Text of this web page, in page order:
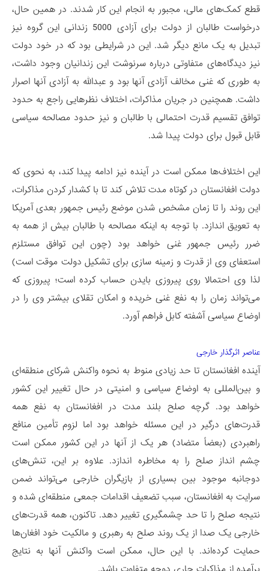
قطع کمک‌های مالی، مجبور به انجام این کار شدند. در همین حال،
درخواست طالبان از دولت برای آزادی 5000 زندانی این گروه نیز
تبدیل به یک مانع دیگر شد. این در شرایطی بود که در خود دولت
نیز دیدگاه‌های متفاوتی درباره سرنوشت این زندانیان وجود داشت،
به طوری که غنی مخالف آزادی آنها بود و عبدالله به آزادی آنها اصرار
داشت. همچنین در جریان مذاکرات، اختلاف نظرهایی راجع به حدود
توافق تقسیم قدرت احتمالی با طالبان و نیز حدود مصالحه سیاسی
قابل قبول برای دولت پیدا شد.
این اختلاف‌ها ممکن است در آینده نیز ادامه پیدا کند، به نحوی که
دولت افغانستان در کوتاه مدت تلاش کند تا با کشدار کردن مذاکرات،
این روند را تا زمان مشخص شدن موضع رئیس جمهور بعدی آمریکا
به تعویق اندازد. با توجه به اینکه مصالحه با طالبان بیش از همه به
ضرر رئیس جمهور غنی خواهد بود (چون این توافق مستلزم
استعفای وی از قدرت و زمینه سازی برای تشکیل دولت موقت است)
لذا وی احتمالا روی پیروزی بایدن حساب کرده است؛ پیروزی که
می‌تواند زمان را به نفع غنی خریده و امکان تقلای بیشتر وی را در
اوضاع سیاسی آشفته کابل فراهم آورد.
عناصر اثرگذار خارجی
آینده افغانستان تا حد زیادی منوط به نحوه واکنش شرکای منطقه‌ای
و بین‌المللی به اوضاع سیاسی و امنیتی در حال تغییر این کشور
خواهد بود. گرچه صلح بلند مدت در افغانستان به نفع همه
قدرت‌های درگیر در این مسئله خواهد بود اما لزوم تأمین منافع
راهبردی (بعضاً متضاد) هر یک از آنها در این کشور ممکن است
چشم انداز صلح را به مخاطره اندازد. علاوه بر این، تنش‌های
دوجانبه موجود بین بسیاری از بازیگران خارجی می‌تواند ضمن
سرایت به افغانستان، سبب تضعیف اقدامات جمعی منطقه‌ای شده و
نتیجه صلح را تا حد چشمگیری تغییر دهد. تاکنون، همه قدرت‌های
خارجی یک صدا از یک روند صلح به رهبری و مالکیت خود افغان‌ها
حمایت کرده‌اند. با این حال، ممکن است واکنش آنها به نتایج